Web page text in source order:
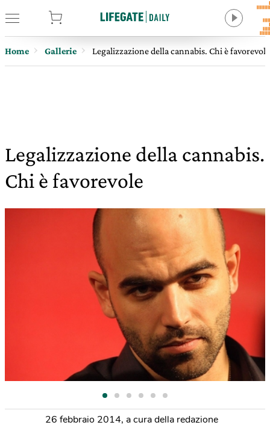
Home Gallerie Legalizzazione della cannabis. Chi è favorevole
Legalizzazione della cannabis.
Chi è favorevole
26 febbraio 2014, a cura della redazione